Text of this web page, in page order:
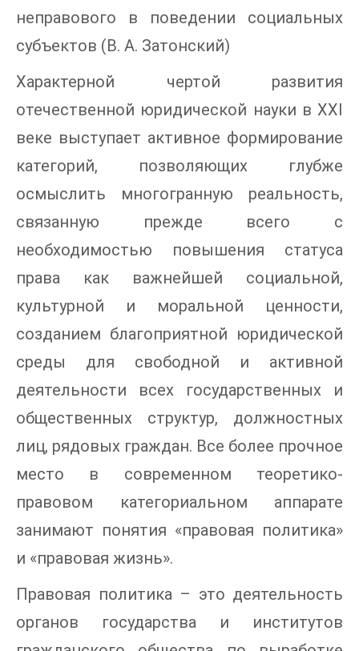
неправового в поведении социальных
субъектов (В. А. Затонский)
Характерной чертой развития
отечественной юридической науки в XXI
веке выступает активное формирование
категорий, позволяющих глубже
осмыслить многогранную реальность,
связанную прежде всего с
необходимостью повышения статуса
права как важнейшей социальной,
культурной и моральной ценности,
созданием благоприятной юридической
среды для свободной и активной
деятельности всех государственных и
общественных структур, должностных
лиц, рядовых граждан. Все более прочное
место в современном теоретико-
правовом категориальном аппарате
занимают понятия «правовая политика»
и «правовая жизнь».
Правовая политика – это деятельность
органов государства и институтов